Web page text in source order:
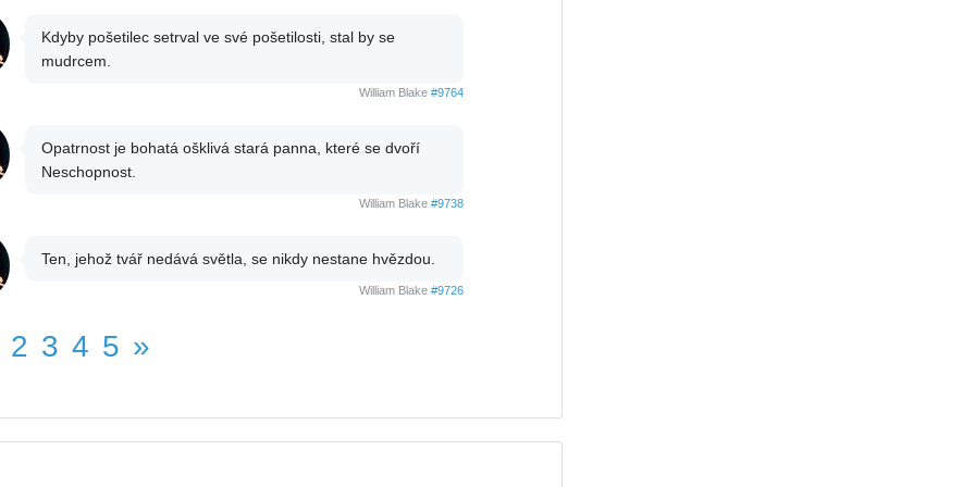
Kdyby pošetilec setrval ve své pošetilosti, stal by se
mudrcem.
William Blake #9764
Opatrnost je bohatá ošklivá stará panna, které se dvoří
Neschopnost.
William Blake #9738
Ten, jehož tvář nedává světla, se nikdy nestane hvězdou.
William Blake #9726
2 3 4 5 »